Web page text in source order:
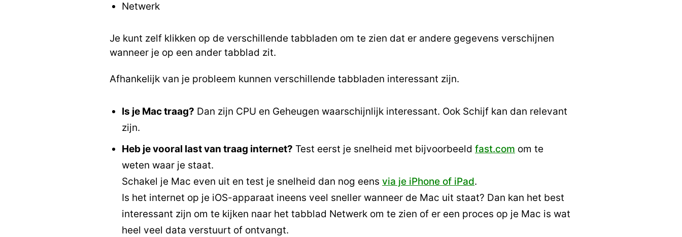
Netwerk
Je kunt zelf klikken op de verschillende tabbladen om te zien dat er andere gegevens verschijnen
wanneer je op een ander tabblad zit.
Afhankelijk van je probleem kunnen verschillende tabbladen interessant zijn.
Is je Mac traag? Dan zijn CPU en Geheugen waarschijnlijk interessant. Ook Schijf kan dan relevant
zijn.
Heb je vooral last van traag internet? Test eerst je snelheid met bijvoorbeeld fast.com om te
weten waar je staat.
Schakel je Mac even uit en test je snelheid dan nog eens via je iPhone of iPad.
Is het internet op je iOS-apparaat ineens veel sneller wanneer de Mac uit staat? Dan kan het best
interessant zijn om te kijken naar het tabblad Netwerk om te zien of er een proces op je Mac is wat
heel veel data verstuurt of ontvangt.